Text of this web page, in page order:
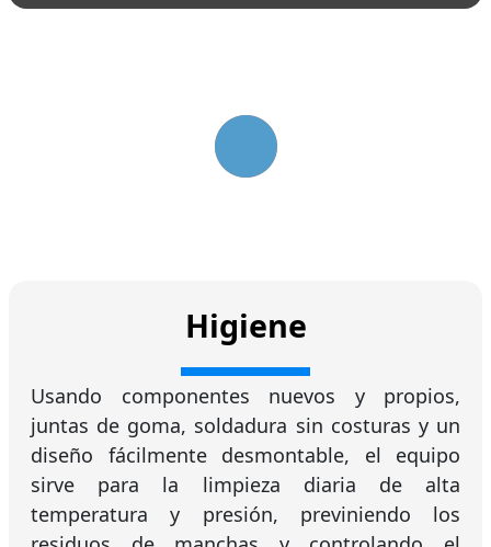
Higiene
Usando componentes nuevos y propios,
juntas de goma, soldadura sin costuras y un
diseño fácilmente desmontable, el equipo
sirve para la limpieza diaria de alta
temperatura y presión, previniendo los